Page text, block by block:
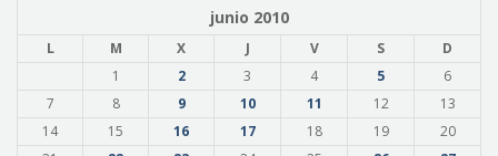
junio 2010
L M X J V S
D
1
2 3 4 5
6
7
8 9 10 11 12
13
14
15 16 17 18 19
20